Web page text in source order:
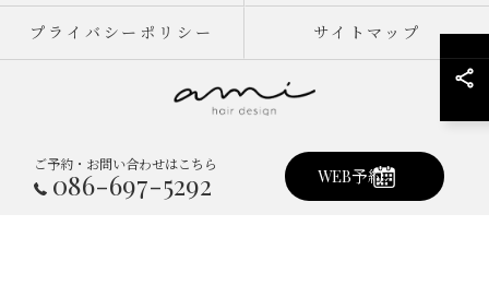
ご予約・お問い合わせはこちら
086-697-5292 WEB予約
プライバシーポリシー サイトマップ
© 2026 岡山県倉敷市真備町の美容室ならami hair design ALL RIGHTS
RESERVED.